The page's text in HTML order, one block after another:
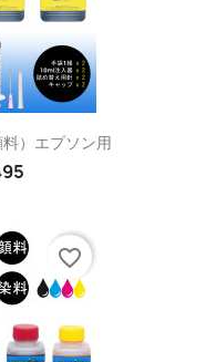
）エプソン用
favorite_border